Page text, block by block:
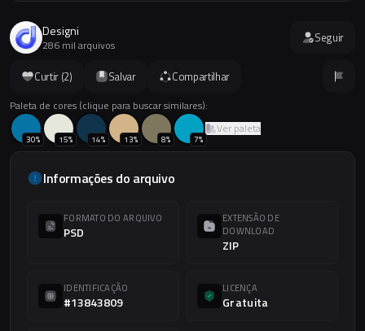
Curtir (2) Salvar Compartilhar
Paleta de cores (clique para buscar similares):
30% 15% 14% 13% 8% 7%
Ver paleta
Informações do arquivo
FORMATO DO ARQUIVO
PSD
EXTENSÃO DE
DOWNLOAD
ZIP
IDENTIFICAÇÃO
#13843809
LICENÇA
Gratuita
Designi
286 mil arquivos Seguir